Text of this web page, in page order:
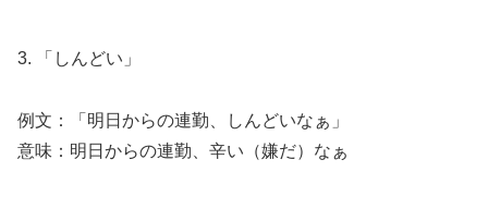
3. 「しんどい」
例文：「明日からの連勤、しんどいなぁ」
意味：明日からの連勤、辛い（嫌だ）なぁ